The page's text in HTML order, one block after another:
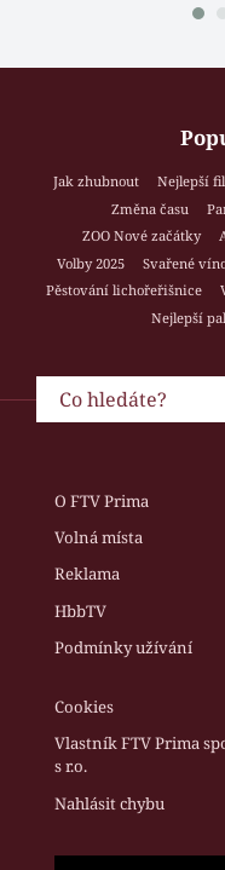
Jak zhubnout Nejlepší
Změna času
ZOO Nové začátky
Volby 2025
Svařené
Pěstování lichořeřišnice
Nejlepší
O FTV Prima
Volná místa
Reklama
HbbTV
Podmínky užívání
Cookies
Vlastník FTV Prima
s r.o.
Nahlásit chybu